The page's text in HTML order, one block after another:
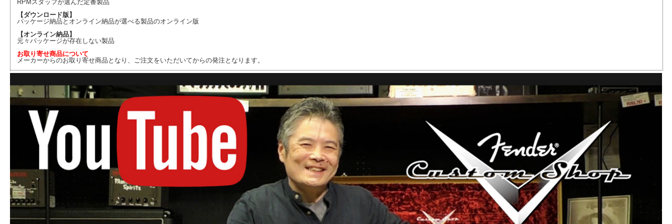
RPMスタッフが選んだ定番製品
【ダウンロード版】
パッケージ納品とオンライン納品が選べる製品のオンライン版
【オンライン納品】
元々パッケージが存在しない製品
お取り寄せ商品について
メーカーからのお取り寄せ商品となり、ご注文をいただいてからの発注となります。